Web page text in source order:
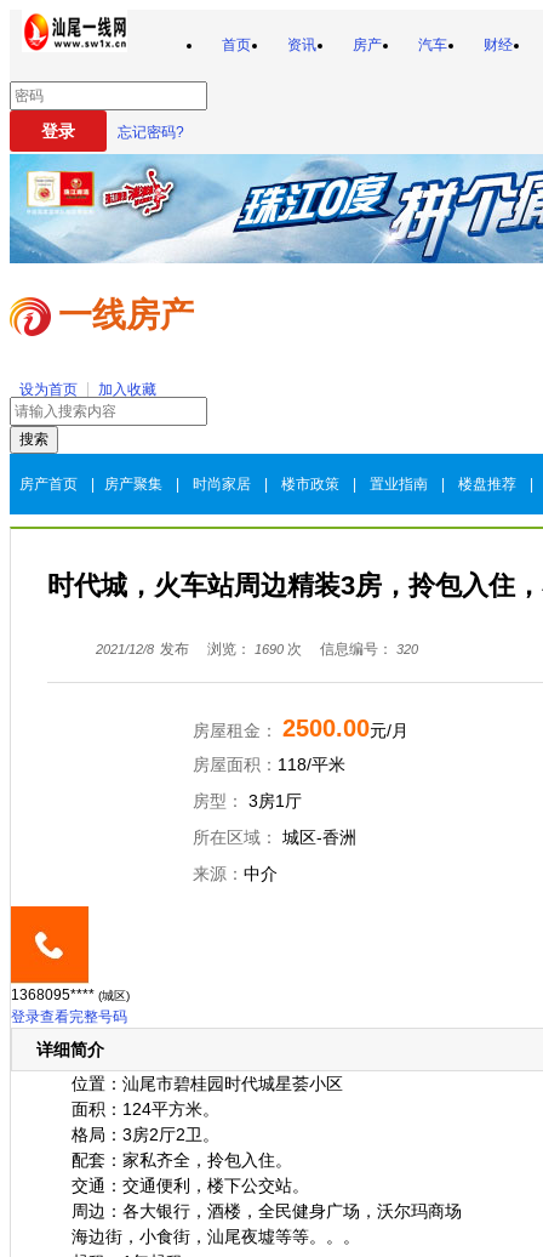
首页 资讯 房产 汽车 财经
忘记密码?
一线房产
设为首页 加入收藏
房产首页 | 房产聚集 | 时尚家居 | 楼市政策 | 置业指南 | 楼盘推荐 |
时代城，火车站周边精装3房，拎包入住
2021/12/8 发布 浏览： 1690 次 信息编号： 320
房屋租金： 2500.00元/月
房屋面积： 118/平米
房型：
3房1厅
所在区域：
城区-香洲
来源： 中介
1368095**** (城区)
登录查看完整号码
详细简介
位置：汕尾市碧桂园时代城星荟小区
面积：124平方米。
格局：3房2厅2卫。
配套：家私齐全，拎包入住。
交通：交通便利，楼下公交站。
周边：各大银行，酒楼，全民健身广场，沃尔玛商场
海边街，小食街，汕尾夜墟等等。。。